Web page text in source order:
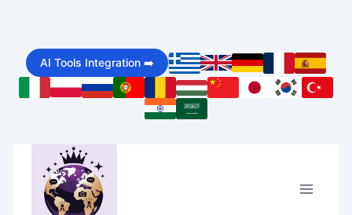
content
AI Tools Integration ➡️